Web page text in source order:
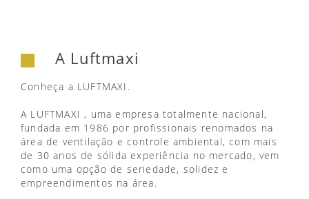
A Luftmaxi
Conheça a LUFTMAXI.
A LUFTMAXI , uma empresa totalmente nacional,
fundada em 1986 por profissionais renomados na
área de ventilação e controle ambiental, com mais
de 30 anos de sólida experiência no mercado, vem
como uma opção de seriedade, solidez e
empreendimentos na área.